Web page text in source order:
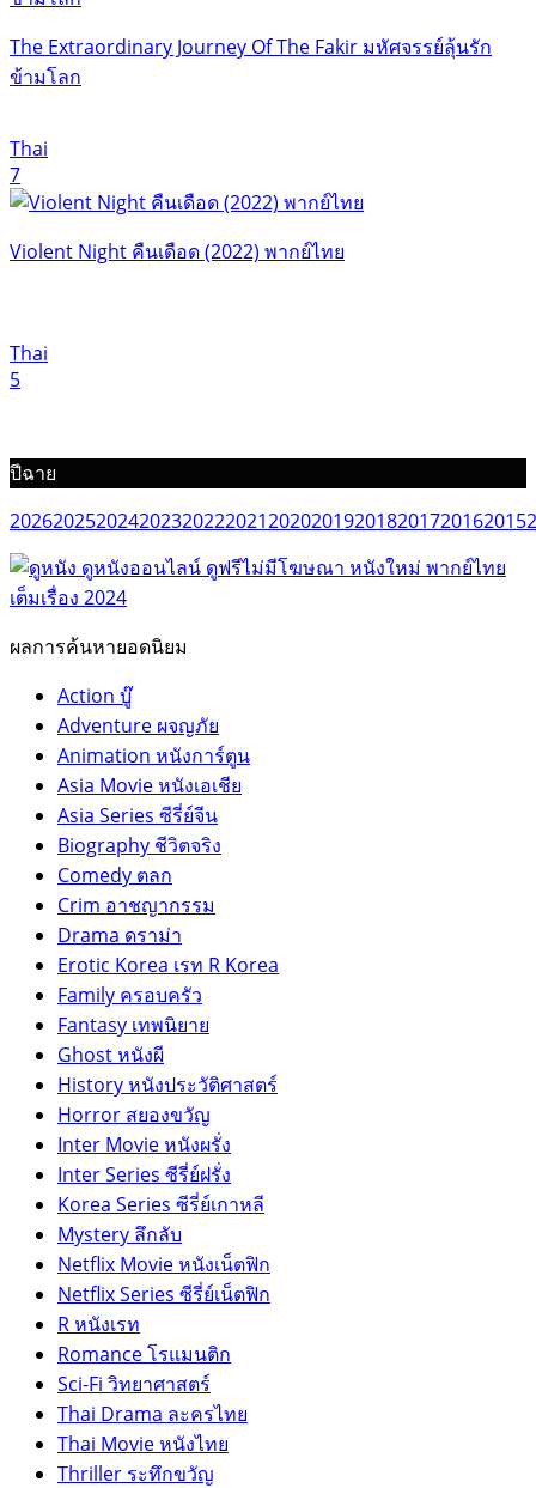
The Extraordinary Journey Of The Fakir มหัศจรรย์ลุ้นรัก
ข้ามโลก
Thai
7
Violent Night คืนเดือด (2022) พากย์ไทย
Thai
5
ปีฉาย
202620252024202320222021202020192018201720162015
ผลการค้นหายอดนิยม
Action บู๊
Adventure ผจญภัย
Animation หนังการ์ตูน
Asia Movie หนังเอเชีย
Asia Series ซีรี่ย์จีน
Biography ชีวิตจริง
Comedy ตลก
Crim อาชญากรรม
Drama ดราม่า
Erotic Korea เรท R Korea
Family ครอบครัว
Fantasy เทพนิยาย
Ghost หนังผี
History หนังประวัติศาสตร์
Horror สยองขวัญ
Inter Movie หนังผรั่ง
Inter Series ซีรี่ย์ฝรั่ง
Korea Series ซีรี่ย์เกาหลี
Mystery ลึกลับ
Netflix Movie หนังเน็ตฟิก
Netflix Series ซีรี่ย์เน็ตฟิก
R หนังเรท
Romance โรแมนติก
Sci-Fi วิทยาศาสตร์
Thai Drama ละครไทย
Thai Movie หนังไทย
Thriller ระทึกขวัญ